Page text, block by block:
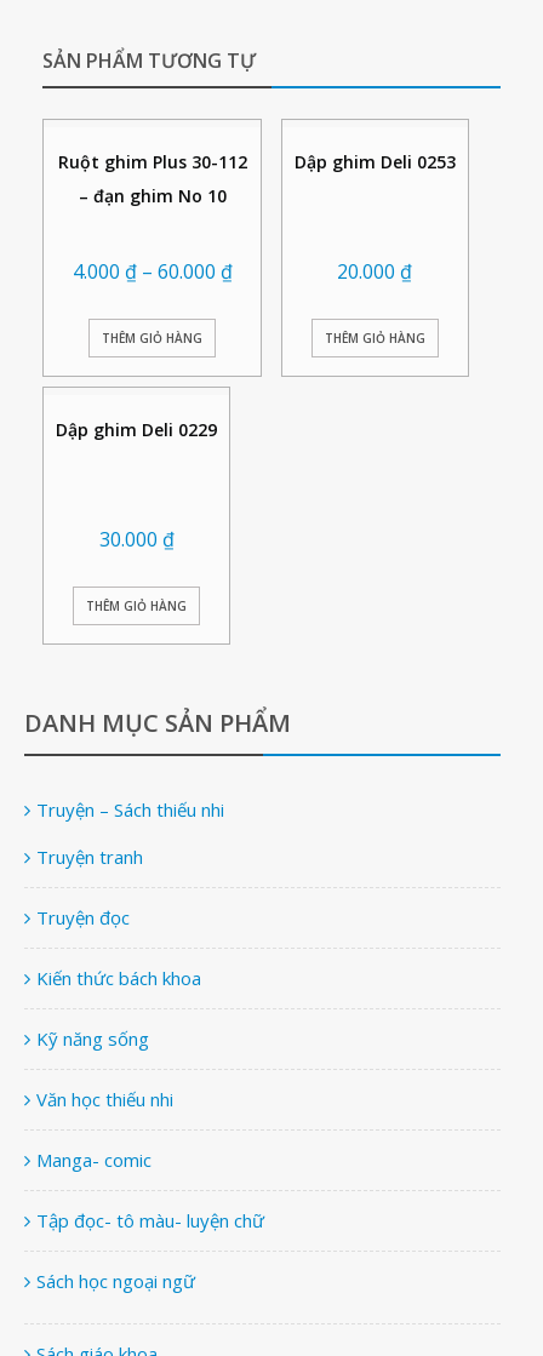
SẢN PHẨM TƯƠNG TỰ
Ruột ghim Plus 30-112
– đạn ghim No 10
4.000 ₫– 60.000 ₫
THÊM GIỎ HÀNG
Dập ghim Deli 0253
20.000 ₫
THÊM GIỎ HÀNG
Dập ghim Deli 0229
30.000 ₫
THÊM GIỎ HÀNG
DANH MỤC SẢN PHẨM
Truyện – Sách thiếu nhi
Truyện tranh
Truyện đọc
Kiến thức bách khoa
Kỹ năng sống
Văn học thiếu nhi
Manga- comic
Tập đọc- tô màu- luyện chữ
Sách học ngoại ngữ